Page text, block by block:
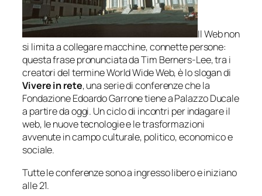
Il Web non
si limita a collegare macchine, connette persone:
questa frase pronunciata da Tim Berners-Lee, tra i
creatori del termine World Wide Web, è lo slogan di
Vivere in rete, una serie di conferenze che la
Fondazione Edoardo Garrone tiene a Palazzo Ducale
a partire da oggi. Un ciclo di incontri per indagare il
web, le nuove tecnologie e le trasformazioni
avvenute in campo culturale, politico, economico e
sociale.
Tutte le conferenze sono a ingresso libero e iniziano
alle 21.